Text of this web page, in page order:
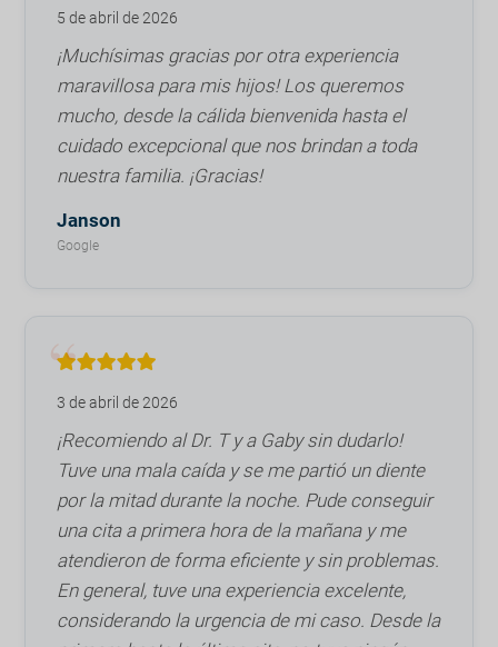
5 de abril de 2026
¡Muchísimas gracias por otra experiencia
maravillosa para mis hijos! Los queremos
mucho, desde la cálida bienvenida hasta el
cuidado excepcional que nos brindan a toda
nuestra familia. ¡Gracias!
Janson
Google
3 de abril de 2026
¡Recomiendo al Dr. T y a Gaby sin dudarlo!
Tuve una mala caída y se me partió un diente
por la mitad durante la noche. Pude conseguir
una cita a primera hora de la mañana y me
atendieron de forma eficiente y sin problemas.
En general, tuve una experiencia excelente,
considerando la urgencia de mi caso. Desde la